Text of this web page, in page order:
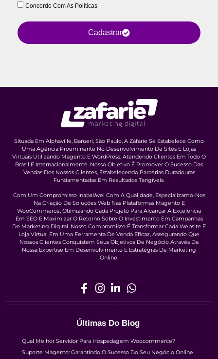
Concordo Com As Políticas
Cadastrar
Situada Em Alphaville, Barueri, São Paulo, A Zafarie Se Estabelece Como
Uma Agência Proeminente No Desenvolvimento De Sites E Lojas
Virtuais Utilizando Magento E WordPress, Atendendo Clientes Em Todo O
Brasil E Internacionalmente. Nosso Objetivo É Promover O Sucesso Das
Vendas Dos Nossos Clientes, Estabelecendo Parcerias Duradouras
Fundamentadas Em Resultados Tangíveis.
Com Um Compromisso Inabalável Com A Qualidade, Especializamo-Nos
Na Criação De Soluções Web Nas Plataformas Magento E
WooCommerce, Otimizando Cada Projeto Para Alcançar A Excelência
Em SEO E Maximizar O Retorno Sobre O Investimento Em Campanhas
De Marketing Digital. Nosso Compromisso É Transformar Cada Website E
Loja Virtual Em Uma Ferramenta De Venda Eficaz, Assegurando Que
Nossos Clientes Conquistem Seus Objetivos De Negócio Através Da
Nossa Expertise Em Desenvolvimento E Estratégias De Marketing
Online.
Últimas Do Blog
Qual Melhor Servidor Para Hospedagem Woocommerce?
Suporte Magento: Garantindo O Sucesso Do Seu Negócio Online